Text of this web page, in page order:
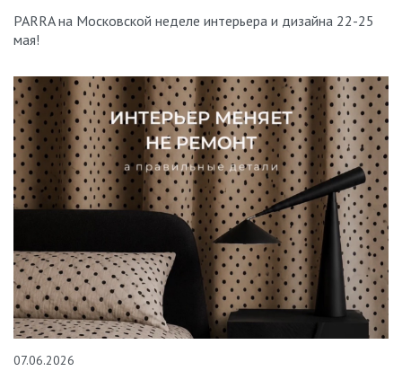
PARRA на Московской неделе интерьера и дизайна 22-25
мая!
07.06.2026